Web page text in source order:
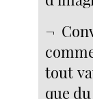
¬
tout
que